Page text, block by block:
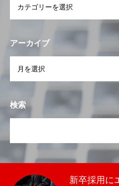
アーカイブ
検索
新卒採用に